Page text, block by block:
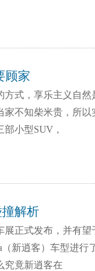
顾家
式，享乐主义自
不知柴米贵，所
小型SUV，
解析
正式发布，并有
（新逍客）车型进
究竟新逍客在